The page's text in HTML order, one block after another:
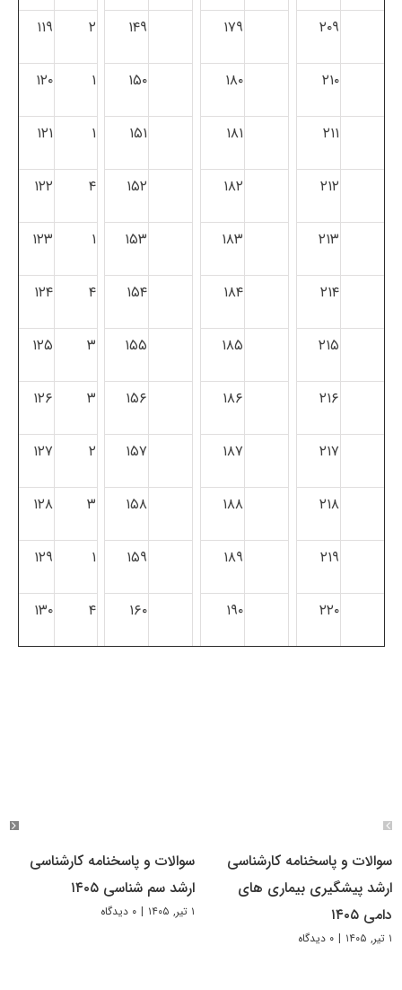
۲۰۹ ۱۷۹ ۱۴۹ ۲ ۱۱۹
۲۱۰ ۱۸۰ ۱۵۰ ۱ ۱۲۰
۲۱۱ ۱۸۱ ۱۵۱ ۱ ۱۲۱
۲۱۲ ۱۸۲ ۱۵۲ ۴ ۱۲۲
۲۱۳ ۱۸۳ ۱۵۳ ۱ ۱۲۳
۲۱۴ ۱۸۴ ۱۵۴ ۴ ۱۲۴
۲۱۵ ۱۸۵ ۱۵۵ ۳ ۱۲۵
۲۱۶ ۱۸۶ ۱۵۶ ۳ ۱۲۶
۲۱۷ ۱۸۷ ۱۵۷ ۲ ۱۲۷
۲۱۸ ۱۸۸ ۱۵۸ ۳ ۱۲۸
۲۱۹ ۱۸۹ ۱۵۹ ۱ ۱۲۹
۲۲۰ ۱۹۰ ۱۶۰ ۴ ۱۳۰
سوالات و پاسخنامه کارشناسی
ارشد پیشگیری بیماری های
دامی ۱۴۰۵
۱ تیر, ۱۴۰۵ | ۰ دیدگاه
سوالات و پاسخنامه کارشناسی
ارشد سم شناسی ۱۴۰۵
۱ تیر, ۱۴۰۵ | ۰ دیدگاه